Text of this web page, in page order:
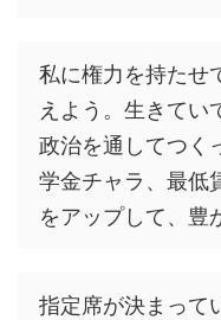
私に権力を持たせ
えよう。生きてい
政治を通してつく
学金チャラ、最低
をアップして、豊
指定席が決まって